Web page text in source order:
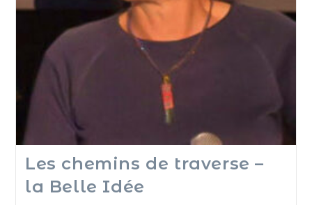
Les chemins de traverse –
la Belle Idée